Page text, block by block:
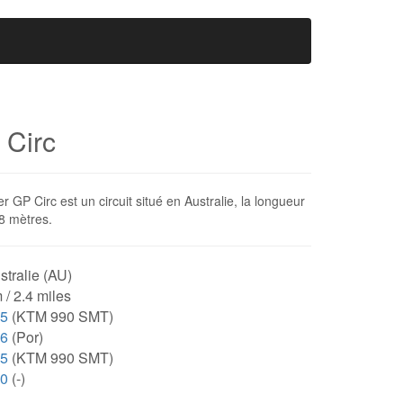
GP Circ est un circuit situé en Australie, la longueur
mètres.
(AU)
/ 2.4 miles
(KTM 990 SMT)
(Por)
(KTM 990 SMT)
(-)